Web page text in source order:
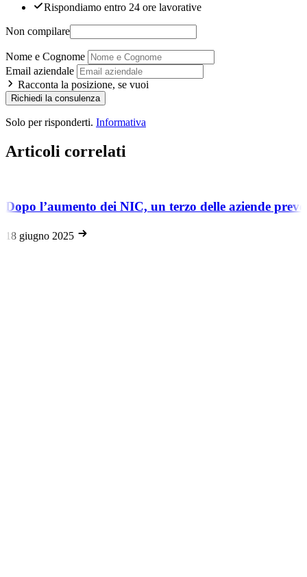
Rispondiamo entro 24 ore lavorative
Non compilare
Nome e Cognome
Email aziendale
Racconta la posizione, se vuoi
Richiedi la consulenza
Solo per risponderti. Informativa
Articoli correlati
Dopo l’aumento dei NIC, un terzo delle aziende
18 giugno 2025